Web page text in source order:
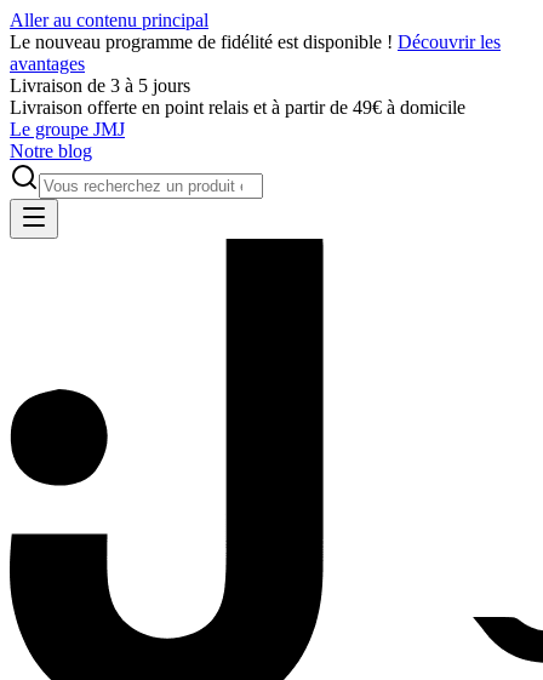
Aller au contenu principal
Le nouveau programme de fidélité est disponible ! Découvrir les
avantages
Livraison de 3 à 5 jours
Livraison offerte en point relais et à partir de 49€ à domicile
Le groupe JMJ
Notre blog